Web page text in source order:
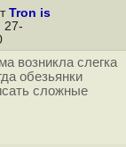
Tron is
27-
возникла слегка
обезьянки
сложные